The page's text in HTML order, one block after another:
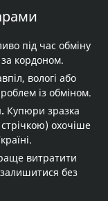
під час обміну
кордоном.
вологі або
із обміном.
Купюри зразка
охочіше
витратити
залишитися без